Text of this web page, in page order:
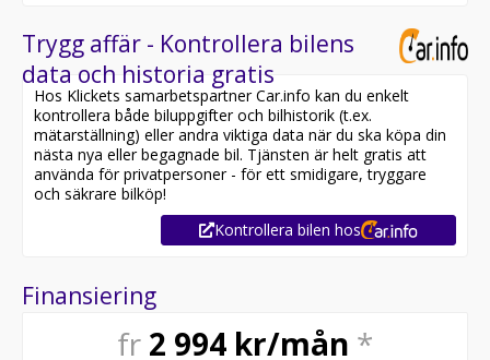
-4-Zons klimatanläggning
Jämför denna bil med någon av våra andra Audi A6 i
lager. Se våra bilar på
https://www.riddermarkbil.se/kopa-bil/?series=a6
Övrig information om bilen:
Vid blandad körning är förbrukning endast 0.65 l/mil
Besiktigad till och med 2026-06-30
Endast 2 tidigare brukare
Servicehistorik:
2019-01-14 - 5780 mil
Trygg affär - Kontrollera bilens
data och historia gratis
Hos Klickets samarbetspartner Car.info kan du enkelt
kontrollera både biluppgifter och bilhistorik (t.ex.
mätarställning) eller andra viktiga data när du ska köpa din
nästa nya eller begagnade bil. Tjänsten är helt gratis att
använda för privatpersoner - för ett smidigare, tryggare
och säkrare bilköp!
Kontrollera bilen hos
Finansiering
fr 2 994 kr/mån *